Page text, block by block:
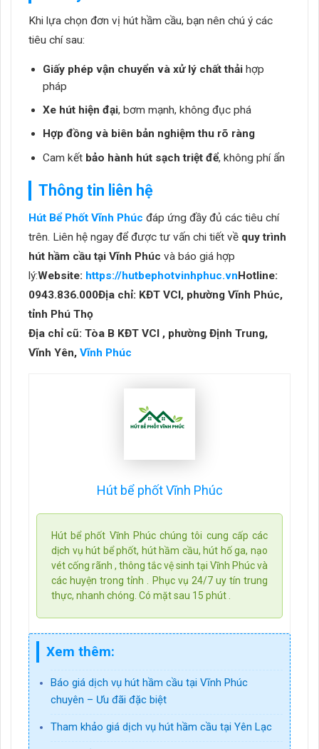
Khi lựa chọn đơn vị hút hầm cầu, bạn nên chú ý các
tiêu chí sau:
Giấy phép vận chuyển và xử lý chất thải hợp
pháp
Xe hút hiện đại, bơm mạnh, không đục phá
Hợp đồng và biên bản nghiệm thu rõ ràng
Cam kết bảo hành hút sạch triệt để, không phí ẩn
Thông tin liên hệ
Hút Bể Phốt Vĩnh Phúc đáp ứng đầy đủ các tiêu chí
trên. Liên hệ ngay để được tư vấn chi tiết về quy trình
hút hầm cầu tại Vĩnh Phúc và báo giá hợp
lý:Website: https://hutbephotvinhphuc.vnHotline:
0943.836.000Địa chỉ: KĐT VCI, phường Vĩnh Phúc,
tỉnh Phú Thọ
Địa chỉ cũ: Tòa B KĐT VCI , phường Định Trung,
Vĩnh Yên, Vĩnh Phúc
Hút bể phốt Vĩnh Phúc
Hút bể phốt Vĩnh Phúc chúng tôi cung cấp các
dịch vụ hút bể phốt, hút hầm cầu, hút hố ga, nạo
vét cống rãnh , thông tắc vệ sinh tại Vĩnh Phúc và
các huyện trong tỉnh . Phục vụ 24/7 uy tín trung
thực, nhanh chóng. Có mặt sau 15 phút .
Xem thêm:
Báo giá dịch vụ hút hầm cầu tại Vĩnh Phúc
chuyên – Ưu đãi đặc biệt
Tham khảo giá dịch vụ hút hầm cầu tại Yên Lạc